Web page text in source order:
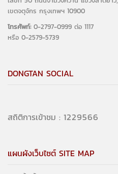
เขตจตุจักร กรุงเทพฯ 10900
โทรศัพท์:0-2797-0999 ต่อ 1117
หรือ 0-2579-5739
DONGTAN SOCIAL
สถิติการเข้าชม : 1401704
แผนผังเว็บไซต์ SITE MAP